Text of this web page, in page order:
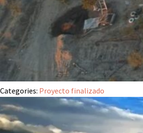
Categories: Proyecto finalizado